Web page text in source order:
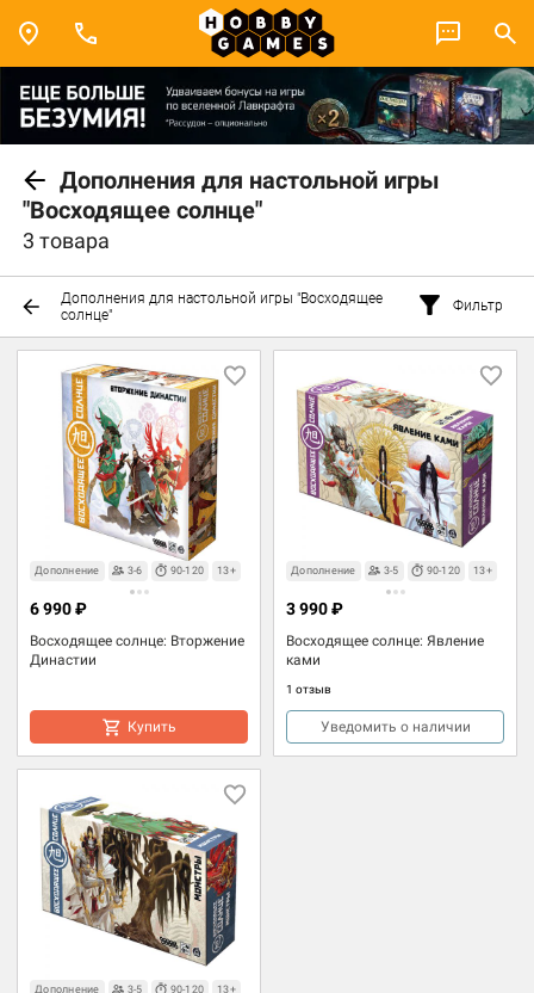
Дополнения для настольной игры
"Восходящее солнце"
3 товара
Дополнения для настольной игры "Восходящее
солнце"
Фильтр
Дополнение 3-6 90-120 13+
Восходящее солнце: Вторжение
Династии
6 990 ₽
Купить
Дополнение 3-5 90-120 13+
Восходящее солнце: Явление
ками
1 отзыв
3 990 ₽
Уведомить о наличии
Дополнение 3-5 90-120 13+